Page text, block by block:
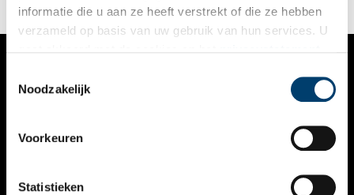
informatie die u aan ze heeft verstrekt of die ze hebben
verzameld op basis van uw gebruik van hun services. U
Noodzakelijk
Voorkeuren
Statistieken
VERHALEN
KALENDER
THEMA’S